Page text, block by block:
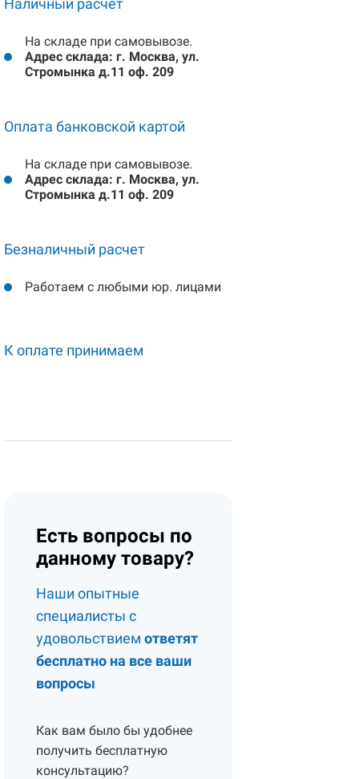
Наличный расчет
На складе при самовывозе.
Адрес склада: г. Москва, ул.
Стромынка д.11 оф. 209
Оплата банковской картой
На складе при самовывозе.
Адрес склада: г. Москва, ул.
Стромынка д.11 оф. 209
Безналичный расчет
Работаем с любыми юр. лицами
К оплате принимаем
Есть вопросы по
данному товару?
Наши опытные
специалисты с
удовольствием ответят
бесплатно на все ваши
вопросы
Как вам было бы удобнее
получить бесплатную
консультацию?